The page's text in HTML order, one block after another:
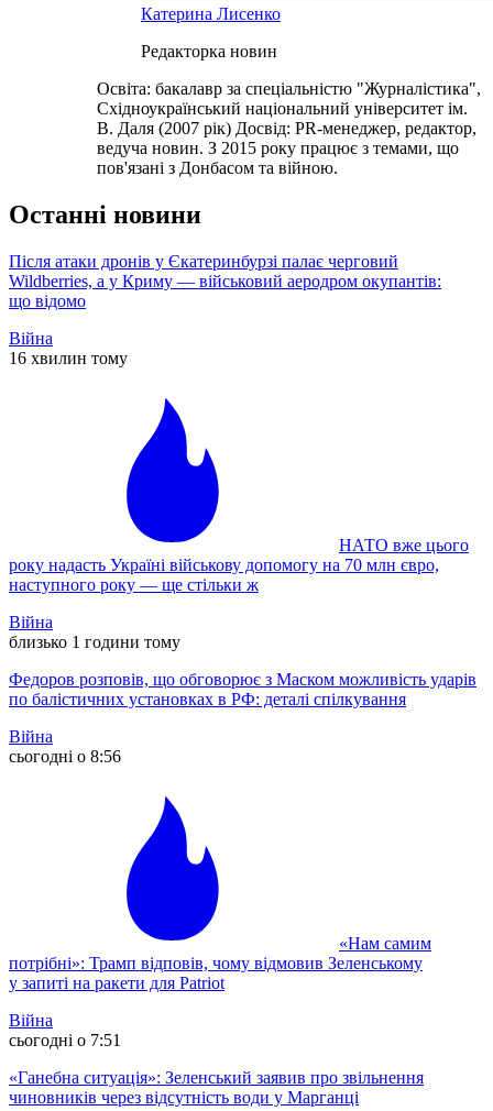
Катерина Лисенко
Редакторка новин
Освіта: бакалавр за спеціальністю "Журналістика",
Східноукраїнський національний університет ім.
В. Даля (2007 рік) Досвід: PR-менеджер, редактор,
ведуча новин. З 2015 року працює з темами, що
пов'язані з Донбасом та війною.
Останні новини
Після атаки дронів у Єкатеринбурзі палає черговий
Wildberries, а у Криму — військовий аеродром окупантів:
що відомо
Війна
16 хвилин тому
НАТО вже цього
року надасть Україні військову допомогу на 70 млн євро,
наступного року — ще стільки ж
Війна
близько 1 години тому
Федоров розповів, що обговорює з Маском можливість ударів
по балістичних установках в РФ: деталі спілкування
Війна
сьогодні о 8:56
«Нам самим
потрібні»: Трамп відповів, чому відмовив Зеленському
у запиті на ракети для Patriot
Війна
сьогодні о 7:51
«Ганебна ситуація»: Зеленський заявив про звільнення
чиновників через відсутність води у Марганці